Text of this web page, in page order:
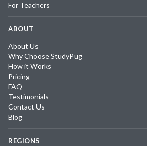
For Teachers
ABOUT
About Us
Why Choose StudyPug
How it Works
Pricing
FAQ
Testimonials
Contact Us
Blog
REGIONS